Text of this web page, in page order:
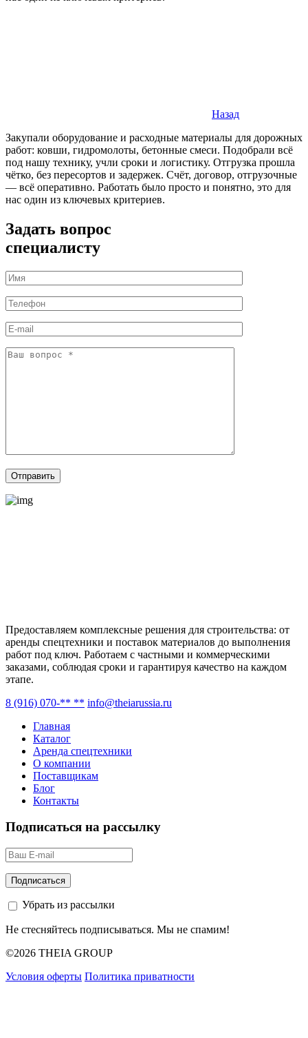
Назад
Закупали оборудование и расходные материалы для дорожных
работ: ковши, гидромолоты, бетонные смеси. Подобрали всё
под нашу технику, учли сроки и логистику. Отгрузка прошла
чётко, без пересортов и задержек. Счёт, договор, отгрузочные
— всё оперативно. Работать было просто и понятно, это для
нас один из ключевых критериев.
Задать вопрос
специалисту
Предоставляем комплексные решения для строительства: от
аренды спецтехники и поставок материалов до выполнения
работ под ключ. Работаем с частными и коммерческими
заказами, соблюдая сроки и гарантируя качество на каждом
этапе.
8 (916) 070-** ** info@theiarussia.ru
Главная
Каталог
Аренда спецтехники
О компании
Поставщикам
Блог
Контакты
Подписаться на рассылку
Убрать из рассылки
Не стесняйтесь подписываться. Мы не спамим!
©2026 THEIA GROUP
Условия оферты Политика приватности